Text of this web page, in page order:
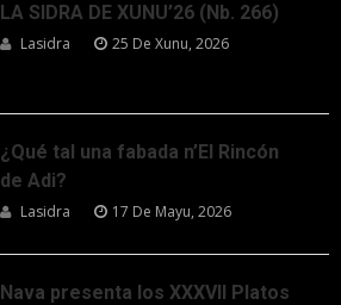
LA SIDRA DE XUNU’26 (Nb. 266)
Lasidra 25 De Xunu, 2026
¿Qué tal una fabada n’El Rincón
de Adi?
Lasidra 17 De Mayu, 2026
Nava presenta los XXXVII Platos